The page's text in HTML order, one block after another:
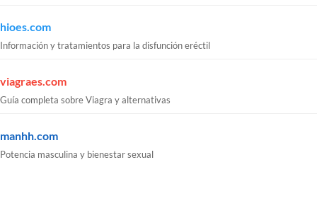
hioes.com
Información y tratamientos para la disfunción eréctil
viagraes.com
Guía completa sobre Viagra y alternativas
manhh.com
Potencia masculina y bienestar sexual